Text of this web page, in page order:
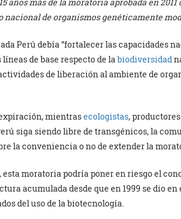
nacional de organismos genéticamente
Perú debía “fortalecer las capacidades
de base respecto de labiodiversidad
de liberación al ambiente de
mientrasecologistas,
siga siendo libre de transgénicos, la
la conveniencia o no de extender la
moratoria podría poner en riesgo el
acumulada desde que en 1999 se dio en
del uso de la biotecnología.